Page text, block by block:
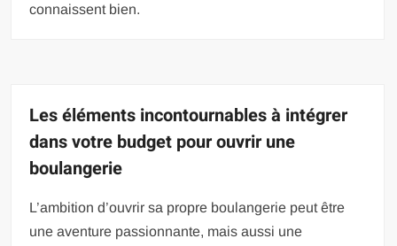
connaissent bien.
Les éléments incontournables à intégrer
dans votre budget pour ouvrir une
boulangerie
L’ambition d’ouvrir sa propre boulangerie peut être
une aventure passionnante, mais aussi une